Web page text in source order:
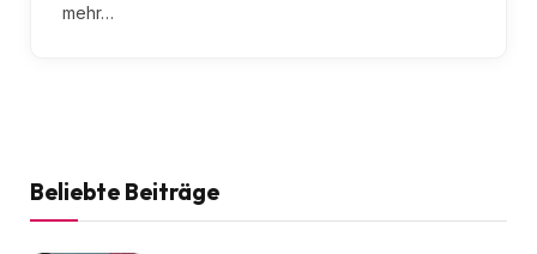
mehr…
Beliebte Beiträge